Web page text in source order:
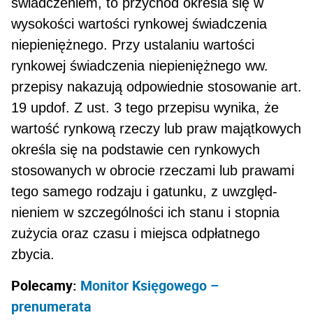
wysokości wartości rynkowej świadczenia
niepieniężnego. Przy ustalaniu wartości
rynkowej świadczenia niepieniężnego ww.
przepisy nakazują odpowiednie stosowanie art.
19 updof. Z ust. 3 tego przepisu wynika, że
wartość rynkową rzeczy lub praw majątkowych
określa się na pod­stawie cen rynkowych
stosowanych w obrocie rzeczami lub prawami
tego samego rodzaju i gatunku, z uwzględ­
nieniem w szczególności ich stanu i stopnia
zużycia oraz czasu i miejsca odpłatnego
zbycia.
Polecamy: Monitor Księgowego –
prenumerata